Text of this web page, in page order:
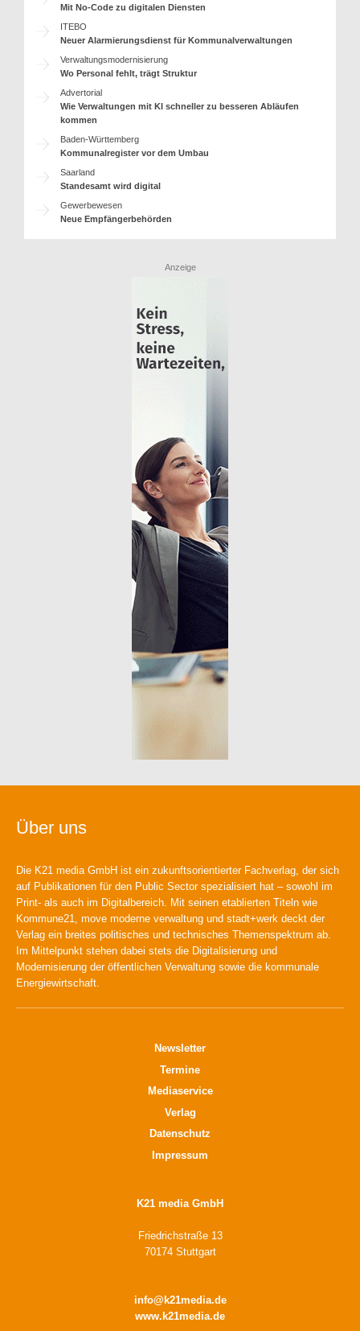
Mit No-Code zu digitalen Diensten
ITEBO
Neuer Alarmierungsdienst für Kommunalverwaltungen
Verwaltungsmodernisierung
Wo Personal fehlt, trägt Struktur
Advertorial
Wie Verwaltungen mit KI schneller zu besseren Abläufen
kommen
Baden-Württemberg
Kommunalregister vor dem Umbau
Saarland
Standesamt wird digital
Gewerbewesen
Neue Empfängerbehörden
Anzeige
Über uns
Die K21 media GmbH ist ein zukunftsorientierter Fachverlag, der sich
auf Publikationen für den Public Sector spezialisiert hat – sowohl im
Print- als auch im Digitalbereich. Mit seinen etablierten Titeln wie
Kommune21, move moderne verwaltung und stadt+werk deckt der
Verlag ein breites politisches und technisches Themenspektrum ab.
Im Mittelpunkt stehen dabei stets die Digitalisierung und
Modernisierung der öffentlichen Verwaltung sowie die kommunale
Energiewirtschaft.
Newsletter
Termine
Mediaservice
Verlag
Datenschutz
Impressum
K21 media GmbH
Friedrichstraße 13
70174 Stuttgart
info@k21media.de
www.k21media.de